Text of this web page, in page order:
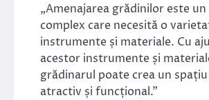
„Amenajarea grădinilor este un
complex care necesită o
instrumente și materiale. Cu
acestor instrumente și
grădinarul poate crea un
atractiv și funcțional.”